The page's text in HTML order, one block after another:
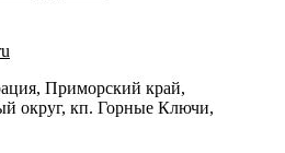
Приморский край,
округ, кп. Горные Ключи,